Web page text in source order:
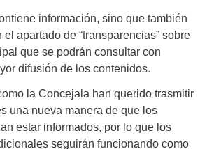
información, sino que también
apartado de “transparencias” sobre
que se podrán consultar con
difusión de los contenidos.
la Concejala han querido trasmitir
una nueva manera de que los
estar informados, por lo que los
seguirán funcionando como